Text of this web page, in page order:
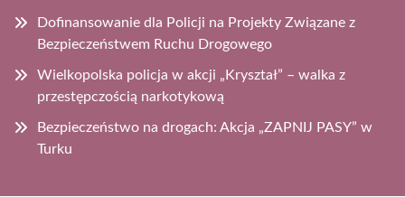
Dofinansowanie dla Policji na Projekty Związane z
Bezpieczeństwem Ruchu Drogowego
Wielkopolska policja w akcji „Kryształ” – walka z
przestępczością narkotykową
Bezpieczeństwo na drogach: Akcja „ZAPNIJ PASY” w
Turku